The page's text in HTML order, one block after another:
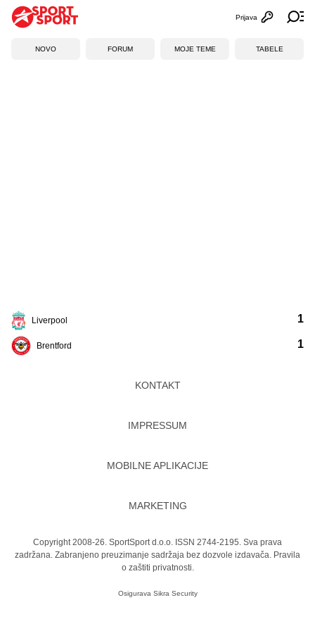
Otvori
Prijava
NOVO FORUM MOJE TEME TABELE
Liverpool
Brentford
1
1
KONTAKT
IMPRESSUM
MOBILNE APLIKACIJE
MARKETING
Copyright 2008-26. SportSport d.o.o. ISSN 2744-2195. Sva prava
zadržana. Zabranjeno preuzimanje sadržaja bez dozvole izdavača. Pravila
o zaštiti privatnosti.
Osigurava Sikra Security